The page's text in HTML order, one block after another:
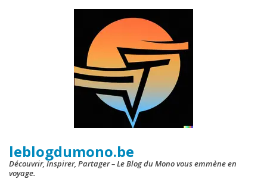
leblogdumono.be
Découvrir, Inspirer, Partager – Le Blog du Mono vous emmène en
voyage.